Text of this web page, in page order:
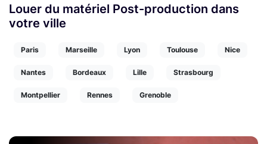
Louer du matériel Post-production dans
votre ville
Paris Marseille Lyon Toulouse Nice
Nantes Bordeaux Lille Strasbourg
Montpellier Rennes Grenoble